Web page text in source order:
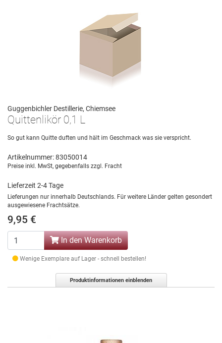
Guggenbichler Destillerie, Chiemsee
Quittenlikör 0,1 L
So gut kann Quitte duften und hält im Geschmack was sie verspricht.
Artikelnummer: 83050014
Preise inkl. MwSt, gegebenfalls zzgl. Fracht
Lieferzeit 2-4 Tage
Lieferungen nur innerhalb Deutschlands. Für weitere Länder gelten gesondert
ausgewiesene Frachtsätze.
9,95 €
In den Warenkorb
Wenige Exemplare auf Lager - schnell bestellen!
Produktinformationen einblenden